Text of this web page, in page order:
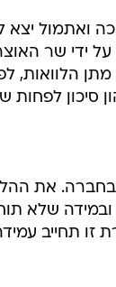
ואתמול
ידי שר
סיכון לפחות
עד 50%
שלא
זו תחייב